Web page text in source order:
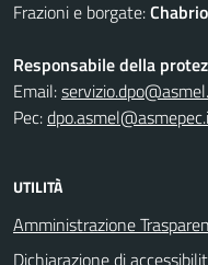
Frazioni e borgate:
Responsabile della
Email:
Pec:
UTILITÀ
Amministrazione
Dichiarazione di